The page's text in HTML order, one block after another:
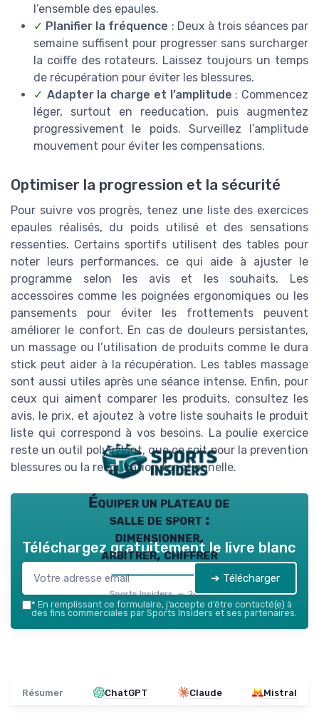
l’ensemble des epaules.
✓ Planifier la fréquence : Deux à trois séances par
semaine suffisent pour progresser sans surcharger
la coiffe des rotateurs. Laissez toujours un temps
de récupération pour éviter les blessures.
✓ Adapter la charge et l’amplitude : Commencez
léger, surtout en reeducation, puis augmentez
progressivement le poids. Surveillez l’amplitude
mouvement pour éviter les compensations.
Optimiser la progression et la sécurité
Pour suivre vos progrès, tenez une liste des exercices
epaules réalisés, du poids utilisé et des sensations
ressenties. Certains sportifs utilisent des tables pour
noter leurs performances, ce qui aide à ajuster le
programme selon les avis et les souhaits. Les
accessoires comme les poignées ergonomiques ou les
pansements pour éviter les frottements peuvent
améliorer le confort. En cas de douleurs persistantes,
un massage ou l’utilisation de produits comme le dura
stick peut aider à la récupération. Les tables massage
sont aussi utiles après une séance intense. Enfin, pour
ceux qui aiment comparer les produits, consultez les
avis, le prix, et ajoutez à votre liste souhaits le produit
liste qui correspond à vos besoins. La poulie exercice
reste un outil polyvalent, que ce soit pour la prevention
blessures ou la reeducation fonctionnelle.
Équiper un plateau de
salle de sport :
dimensionner,
arbitrer, chiffrer
Sports Insiders — 2026
Téléchargez gratuitement le livre blanc
➔ Télécharger
* En remplissant ce formulaire, j’accepte d’être contacté(e) à
des fins commerciales par Sports Insiders et ses partenaires.
Résumer ChatGPT Claude Mistral